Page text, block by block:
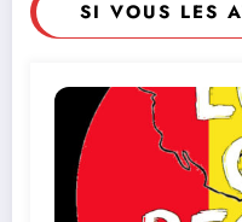
SI VOUS LES